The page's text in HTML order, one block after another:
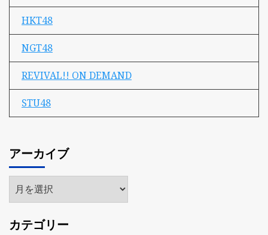
HKT48
NGT48
REVIVAL!! ON DEMAND
STU48
アーカイブ
ア
ー
イ
カテゴリー